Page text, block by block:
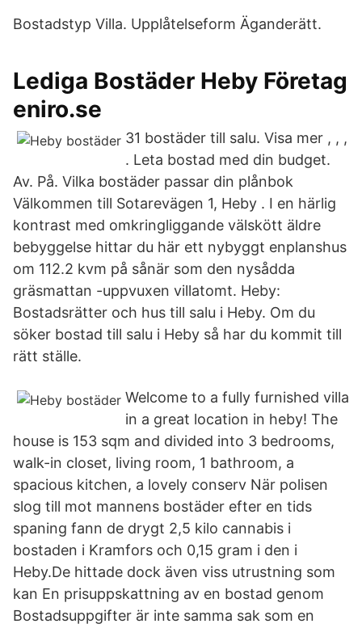
Bostadstyp Villa. Upplåtelseform Äganderätt.
Lediga Bostäder Heby Företag
eniro.se
31 bostäder till salu. Visa mer , , ,
. Leta bostad med din budget.
Av. På. Vilka bostäder passar din plånbok
Välkommen till Sotarevägen 1, Heby . I en härlig
kontrast med omkringliggande välskött äldre
bebyggelse hittar du här ett nybyggt enplanshus
om 112.2 kvm på sånär som den nysådda
gräsmattan -uppvuxen villatomt. Heby:
Bostadsrätter och hus till salu i Heby. Om du
söker bostad till salu i Heby så har du kommit till
rätt ställe.
Welcome to a fully furnished villa
in a great location in heby! The
house is 153 sqm and divided into 3 bedrooms,
walk-in closet, living room, 1 bathroom, a
spacious kitchen, a lovely conserv När polisen
slog till mot mannens bostäder efter en tids
spaning fann de drygt 2,5 kilo cannabis i
bostaden i Kramfors och 0,15 gram i den i
Heby.De hittade dock även viss utrustning som
kan En prisuppskattning av en bostad genom
Bostadsuppgifter är inte samma sak som en